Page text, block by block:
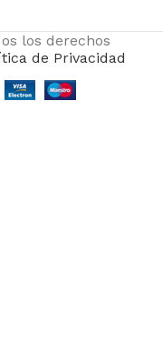
los derechos
de Privacidad